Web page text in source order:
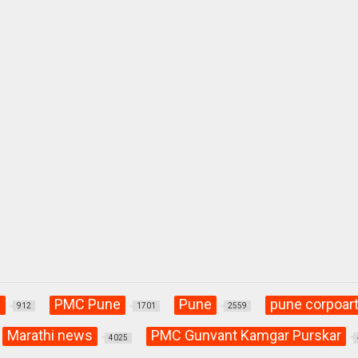
912 PMC Pune 1701 Pune 2559 pune
Marathi news 4025 PMC Gunvant Kamgar Purskar